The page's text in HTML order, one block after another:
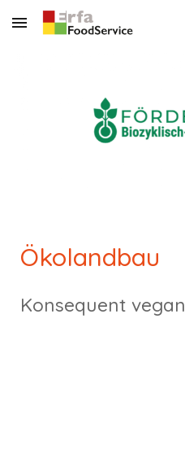
Skip to main content
Ökolandbau
Konsequent vegan